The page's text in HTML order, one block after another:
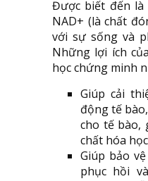
Được biết đến là
NAD+ (là chất
với sự sống và
Những lợi ích
học chứng minh
Giúp cải
động tế
cho tế bào,
chất hóa
Giúp bảo
phục hồi